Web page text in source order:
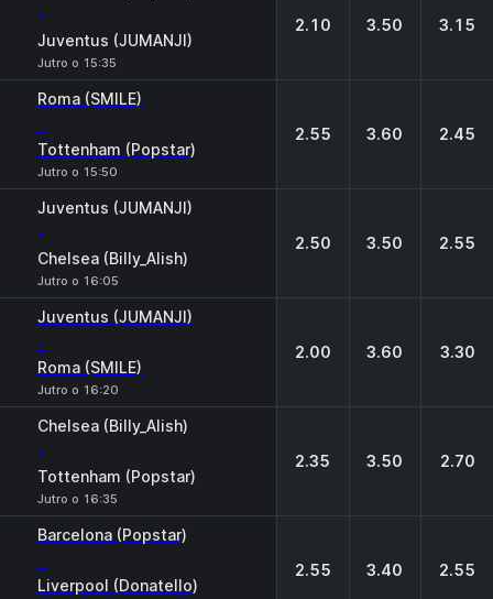
-
Juventus (JUMANJI)
Jutro o 15:35
2.10 3.50 3.15
Roma (SMILE)
-
Tottenham (Popstar)
Jutro o 15:50
2.55 3.60 2.45
Juventus (JUMANJI)
-
Chelsea (Billy_Alish)
Jutro o 16:05
2.50 3.50 2.55
Juventus (JUMANJI)
-
Roma (SMILE)
Jutro o 16:20
2.00 3.60 3.30
Chelsea (Billy_Alish)
-
Tottenham (Popstar)
Jutro o 16:35
2.35 3.50 2.70
Barcelona (Popstar)
-
Liverpool (Donatello)
2.55 3.40 2.55